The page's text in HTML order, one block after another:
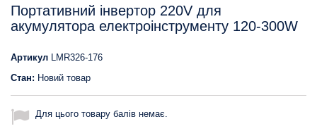
Портативний інвертор 220V для
акумулятора електроінструменту 120-300W
Артикул LMR326-176
Стан: Новий товар
Для цього товару балів немає.